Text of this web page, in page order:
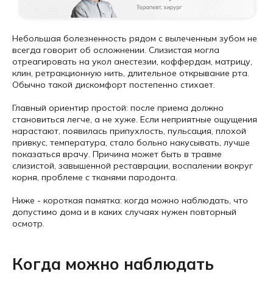
Небольшая болезненность рядом с вылеченным зубом не
всегда говорит об осложнении. Слизистая могла
отреагировать на укол анестезии, коффердам, матрицу,
клин, ретракционную нить, длительное открывание рта.
Обычно такой дискомфорт постепенно стихает.
Главный ориентир простой: после приема должно
становиться легче, а не хуже. Если неприятные ощущения
нарастают, появилась припухлость, пульсация, плохой
привкус, температура, стало больно накусывать, лучше
показаться врачу. Причина может быть в травме
слизистой, завышенной реставрации, воспалении вокруг
корня, проблеме с тканями пародонта.
Ниже - короткая памятка: когда можно наблюдать, что
допустимо дома и в каких случаях нужен повторный
осмотр.
Когда можно наблюдать